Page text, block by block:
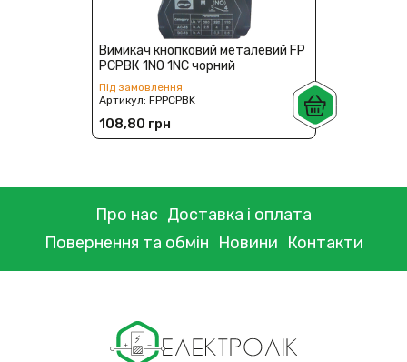
Вимикач кнопковий металевий FP
PCPВК 1NO 1NC чорний
Під замовлення
Артикул:FPPCPBK
108,80 грн
Про нас Доставка і оплата
Повернення та обмін Новини Контакти